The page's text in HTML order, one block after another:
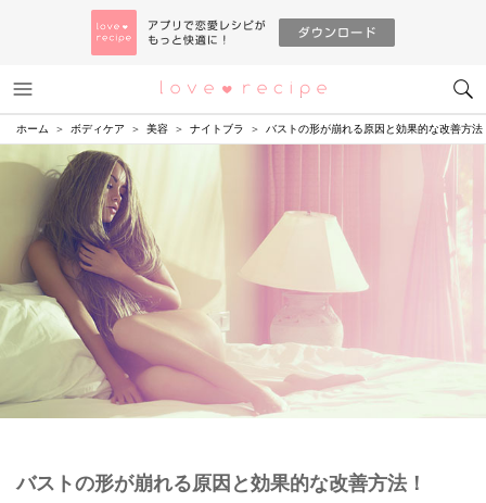
恋愛レシピ
ホーム ボディケア 美容 ナイトブラ バストの形が崩れる原因と効果的な改善方法
バストの形が崩れる原因と効果的な改善方法！